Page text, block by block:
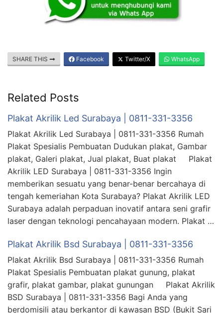
SHARE THIS Facebook Twitter/X WhatsApp
Related Posts
Plakat Akrilik Led Surabaya | 0811-331-3356
Plakat Akrilik Led Surabaya | 0811-331-3356 Rumah
Plakat Spesialis Pembuatan Dudukan plakat, Gambar
plakat, Galeri plakat, Jual plakat, Buat plakat Plakat
Akrilik LED Surabaya | 0811-331-3356 Ingin
memberikan sesuatu yang benar-benar bercahaya di
tengah kemeriahan Kota Surabaya? Plakat Akrilik LED
Surabaya adalah perpaduan inovatif antara seni grafir
laser dengan teknologi pencahayaan modern. Plakat …
Plakat Akrilik Bsd Surabaya | 0811-331-3356
Plakat Akrilik Bsd Surabaya | 0811-331-3356 Rumah
Plakat Spesialis Pembuatan plakat gunung, plakat
grafir, plakat gambar, plakat gunungan Plakat Akrilik
BSD Surabaya | 0811-331-3356 Bagi Anda yang
berdomisili atau berkantor di kawasan BSD (Bukit Sari